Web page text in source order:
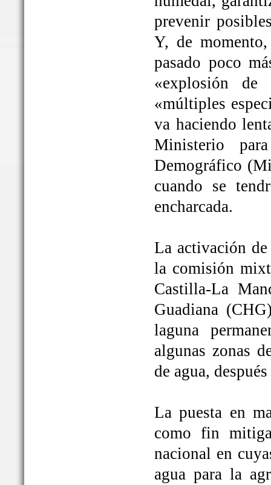
prevenir
Y, de
pasado poco
«explosión
«múltiples
va haciendo
Ministerio
Demográfico
cuando se
encharcada.
La activación
la comisión
Castilla-La
Guadiana
laguna
algunas zonas
de agua,
La puesta en
como fin
nacional en
agua para la